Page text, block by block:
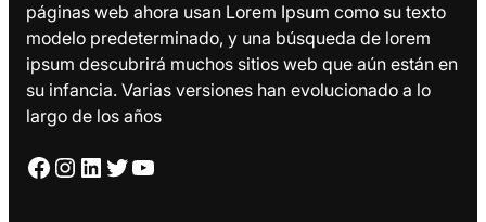
páginas web ahora usan Lorem Ipsum como su texto
modelo predeterminado, y una búsqueda de lorem
ipsum descubrirá muchos sitios web que aún están en
su infancia. Varias versiones han evolucionado a lo
largo de los años
Facebook Instagram LinkedIn Twitter YouTube